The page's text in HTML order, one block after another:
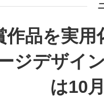
作品を実
ジデザイ
は10